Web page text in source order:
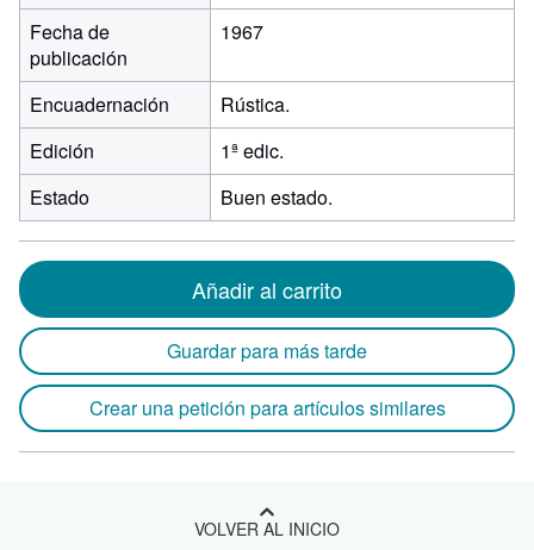
Fecha de
publicación
1967
Encuadernación
Rústica.
Edición
1ª edic.
Estado
Buen estado.
Añadir al carrito
Guardar para más tarde
Crear una petición para artículos similares
VOLVER AL INICIO